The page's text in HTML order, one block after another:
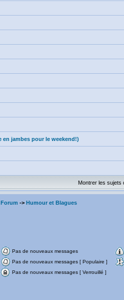
jambes pour le weekend!)
Montrer les sujets
-> Humour et Blagues
Pas de nouveaux messages
Pas de nouveaux messages [ Populaire ]
Pas de nouveaux messages [ Verrouillé ]